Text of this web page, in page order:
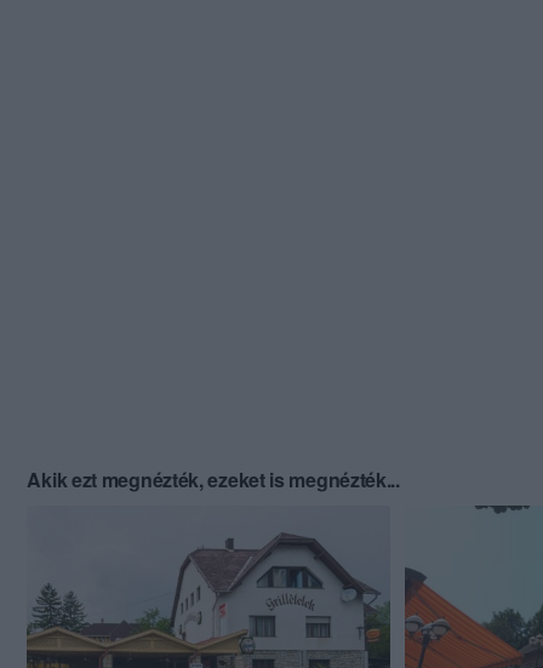
Akik ezt megnézték, ezeket is megnézték...